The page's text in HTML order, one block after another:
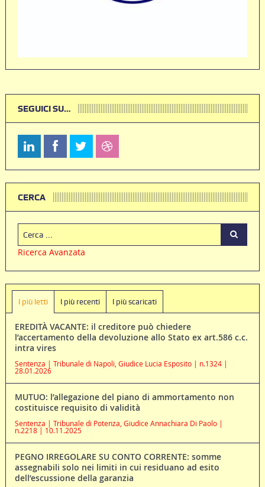
SEGUICI SU…
CERCA
Ricerca Avanzata
I più letti I più recenti I più scaricati
EREDITÀ VACANTE: il creditore può chiedere
l’accertamento della devoluzione allo Stato ex art.586 c.c.
intra vires
Sentenza | Tribunale di Napoli, Giudice Lucia Esposito | n.1324 |
28.01.2026
MUTUO: l’allegazione del piano di ammortamento non
costituisce requisito di validità
Sentenza | Tribunale di Potenza, Giudice Annachiara Di Paolo |
n.2218 | 10.11.2025
PEGNO IRREGOLARE SU CONTO CORRENTE: somme
assegnabili solo nei limiti in cui residuano ad esito
dell’escussione della garanzia